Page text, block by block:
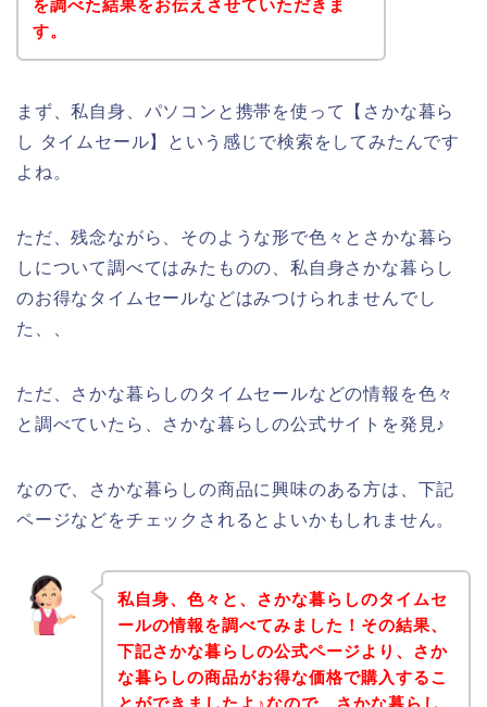
を調べた結果をお伝えさせていただきま
す。
まず、私自身、パソコンと携帯を使って【さかな暮ら
し タイムセール】という感じで検索をしてみたんです
よね。
ただ、残念ながら、そのような形で色々とさかな暮ら
しについて調べてはみたものの、私自身さかな暮らし
のお得なタイムセールなどはみつけられませんでし
た、、
ただ、さかな暮らしのタイムセールなどの情報を色々
と調べていたら、さかな暮らしの公式サイトを発見♪
なので、さかな暮らしの商品に興味のある方は、下記
ページなどをチェックされるとよいかもしれません。
私自身、色々と、さかな暮らしのタイムセ
ールの情報を調べてみました！その結果、
下記さかな暮らしの公式ページより、さか
な暮らしの商品がお得な価格で購入するこ
とができましたよ♪なので、さかな暮らし